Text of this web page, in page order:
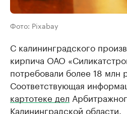
Фото: Pixabay
С калининградского
кирпича ОАО
потребовали более 18 млн
Соответствующая
картотеке дел
Калининградской области.